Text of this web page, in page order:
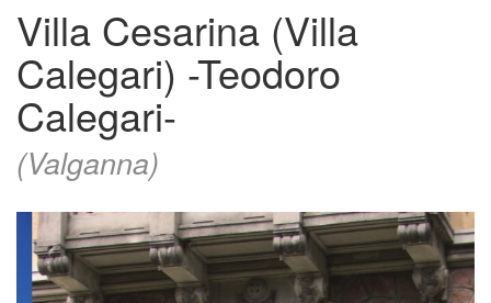
Villa Cesarina (Villa
Calegari) -Teodoro
Calegari-
(Valganna)